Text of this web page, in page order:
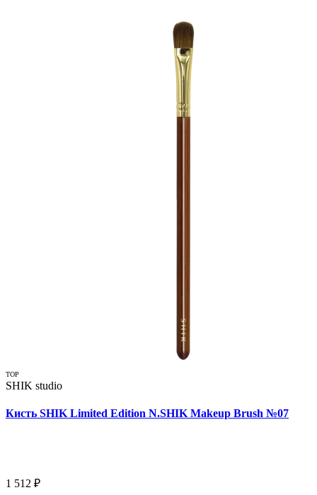
TOP
SHIK studio
Кисть SHIK Limited Edition N.SHIK Makeup Brush №07
1 512 ₽